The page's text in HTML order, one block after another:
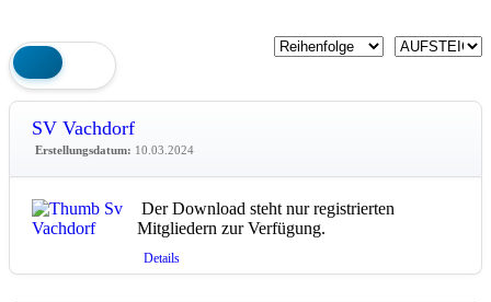
SV Vachdorf
Erstellungsdatum: 10.03.2024
Der Download steht nur registrierten
Mitgliedern zur Verfügung.
Details